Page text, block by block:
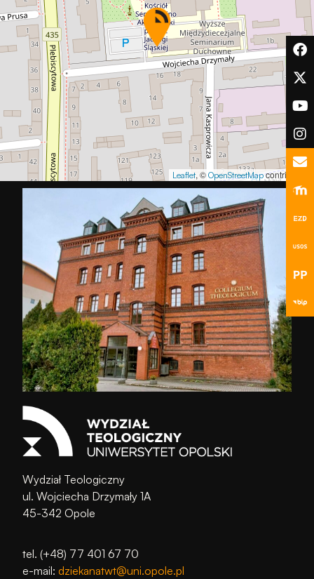
Leaflet, © OpenStreetMapcontributors
Wydział Teologiczny
ul. Wojciecha Drzymały 1A
45-342 Opole
tel. (+48) 77 401 67 70
e-mail: dziekanatwt@uni.opole.pl
podczas
odwiedzania naszej
strony, zwiększasz
szansę na
zobaczenie
spersonalizowanych
treści i ofert.